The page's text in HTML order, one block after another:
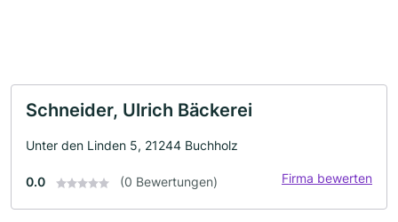
Schneider, Ulrich Bäckerei
Unter den Linden 5, 21244 Buchholz
0.0 (0 Bewertungen) Firma bewerten